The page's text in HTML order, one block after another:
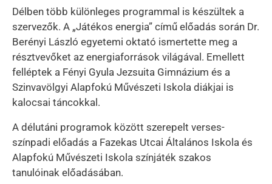
Délben több különleges programmal is készültek a
szervezők. A „Játékos energia” című előadás során Dr.
Berényi László egyetemi oktató ismertette meg a
résztvevőket az energiaforrások világával. Emellett
felléptek a Fényi Gyula Jezsuita Gimnázium és a
Szinvavölgyi Alapfokú Művészeti Iskola diákjai is
kalocsai táncokkal.
A délutáni programok között szerepelt verses-
színpadi előadás a Fazekas Utcai Általános Iskola és
Alapfokú Művészeti Iskola színjáték szakos
tanulóinak előadásában.